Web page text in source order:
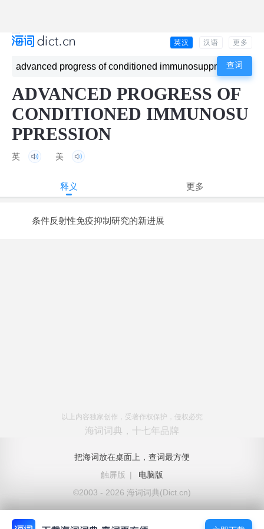
英汉 汉语 更多
ADVANCED PROGRESS OF
CONDITIONED IMMUNOSU
PPRESSION
英 美
释义 更多
条件反射性免疫抑制研究的新进展
以上内容独家创作，受著作权保护，侵权必究
海词词典，十七年品牌
把海词放在桌面上，查词最方便
触屏版
|
电脑版
©2003 - 2026 海词词典(Dict.cn)